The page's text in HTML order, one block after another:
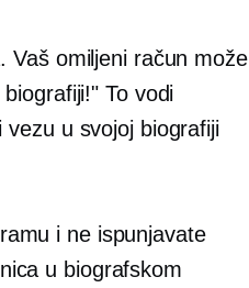
Vaš omiljeni račun može
To vodi
u svojoj biografiji
i ne ispunjavate
u biografskom